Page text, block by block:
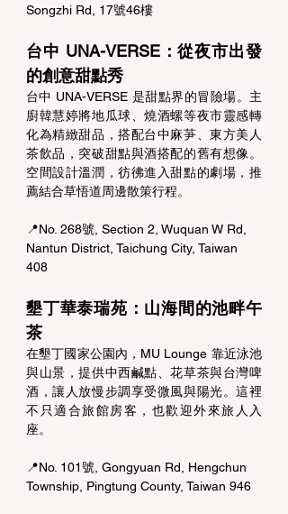
Songzhi Rd, 17號46樓
台中 UNA-VERSE：從夜市出發
的創意甜點秀
台中 UNA-VERSE 是甜點界的冒險場。主
廚韓慧婷將地瓜球、燒酒螺等夜市靈感轉
化為精緻甜品，搭配台中麻芛、東方美人
茶飲品，突破甜點與酒搭配的舊有想像。
空間設計溫潤，彷彿進入甜點的劇場，推
薦結合草悟道周邊散策行程。
📍No. 268號, Section 2, Wuquan W Rd,
Nantun District, Taichung City, Taiwan
408
墾丁華泰瑞苑：山海間的池畔午
茶
在墾丁國家公園內，MU Lounge 靠近泳池
與山景，提供中西鹹點、花草茶與台灣啤
酒，讓人放慢步調享受微風與陽光。這裡
不只適合旅館房客，也歡迎外來旅人入
座。
📍No. 101號, Gongyuan Rd, Hengchun
Township, Pingtung County, Taiwan 946